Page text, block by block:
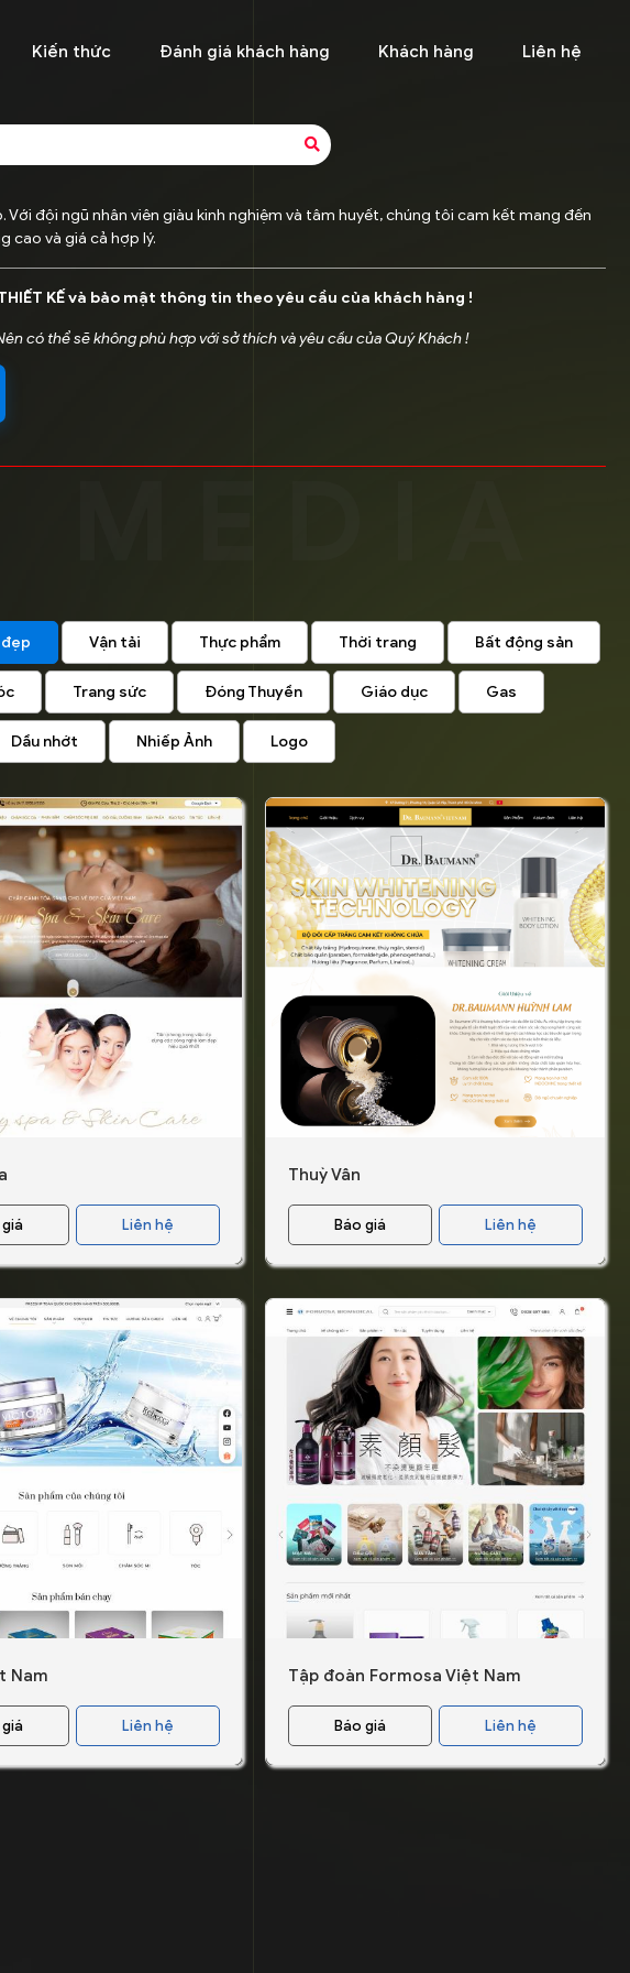
Kiến thức Đánh giá khách hàng Khách hàng Liên hệ
đội ngũ nhân viên giàu kinh nghiệm và tâm huyết, chúng tôi cam kết mang đến
cao và giá cả hợp lý.
KẾ và bảo mật thông tin theo yêu cầu của khách hàng !
có thể sẽ không phù hợp với sở thích và yêu cầu của Quý Khách !
đẹp Vận tải Thực phẩm Thời trang Bất động sản
Trang sức Đóng Thuyền Giáo dục Gas
Dầu nhớt Nhiếp Ảnh Logo
Liên hệ
Thuỳ Vân
Báo giá Liên hệ
Nam
Liên hệ
Tập đoàn Formosa Việt Nam
Báo giá Liên hệ